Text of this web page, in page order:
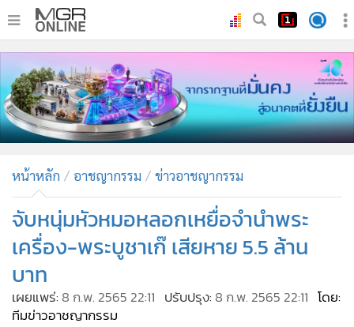
• ทันเหตุการณ์
• ภาคใต้
• ภูมิภาค
• บันเทิง
•
ผู้จัดการรายวัน
• คอลัมนิสต์
• ละคร
• CbizReview
• Cyber BIZ
หน้าหลัก อาชญากรรม ข่าวอาชญากรรม
จับหนุ่มหัวหมอหลอกเหยื่อจำนำพระ
เครื่อง-พระบูชาเก๊ เสียหาย 5.5 ล้าน
บาท
เผยแพร่: 8 ก.พ. 2565 22:11 ปรับปรุง: 8 ก.พ. 2565 22:11 โดย:
ทีมข่าวอาชญากรรม